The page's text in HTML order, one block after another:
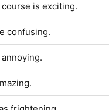
course is exciting.
confusing.